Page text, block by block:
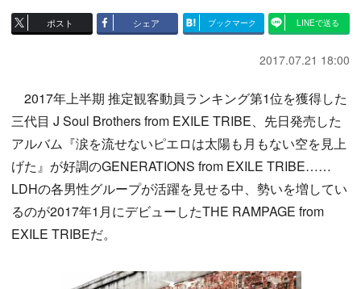
ポスト シェア ブックマーク LINEで送る
2017.07.21 18:00
2017年上半期 推定観客動員ランキング第1位を獲得した
三代目 J Soul Brothers from EXILE TRIBE、先日発売した
アルバム『涙を流せないピエロは太陽も月もない空を見上
げた』が好調のGENERATIONS from EXILE TRIBE……
LDHの各男性グループが活躍を見せる中、勢いを増してい
るのが2017年1月にデビューしたTHE RAMPAGE from
EXILE TRIBEだ。